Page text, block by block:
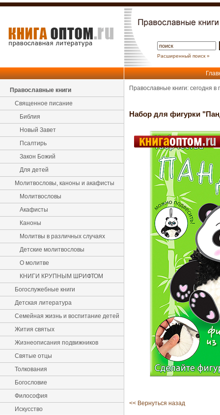
Расширенный поиск »
Православные книги
Священное писание
Библия
Новый Завет
Псалтирь
Закон Божий
Для детей
Молитвословы, каноны и акафисты
Молитвословы
Акафисты
Каноны
Молитвы в различных случаях
Детские молитвословы
О молитве
КНИГИ КРУПНЫМ ШРИФТОМ
Богослужебные книги
Детская литература
Семейная жизнь и воспитание детей
Жития святых
Жизнеописания подвижников
Святые отцы
Толкования
Богословие
Философия
Искусство
Православные книги: сегодня
Набор для фигурки
<< Вернуться назад